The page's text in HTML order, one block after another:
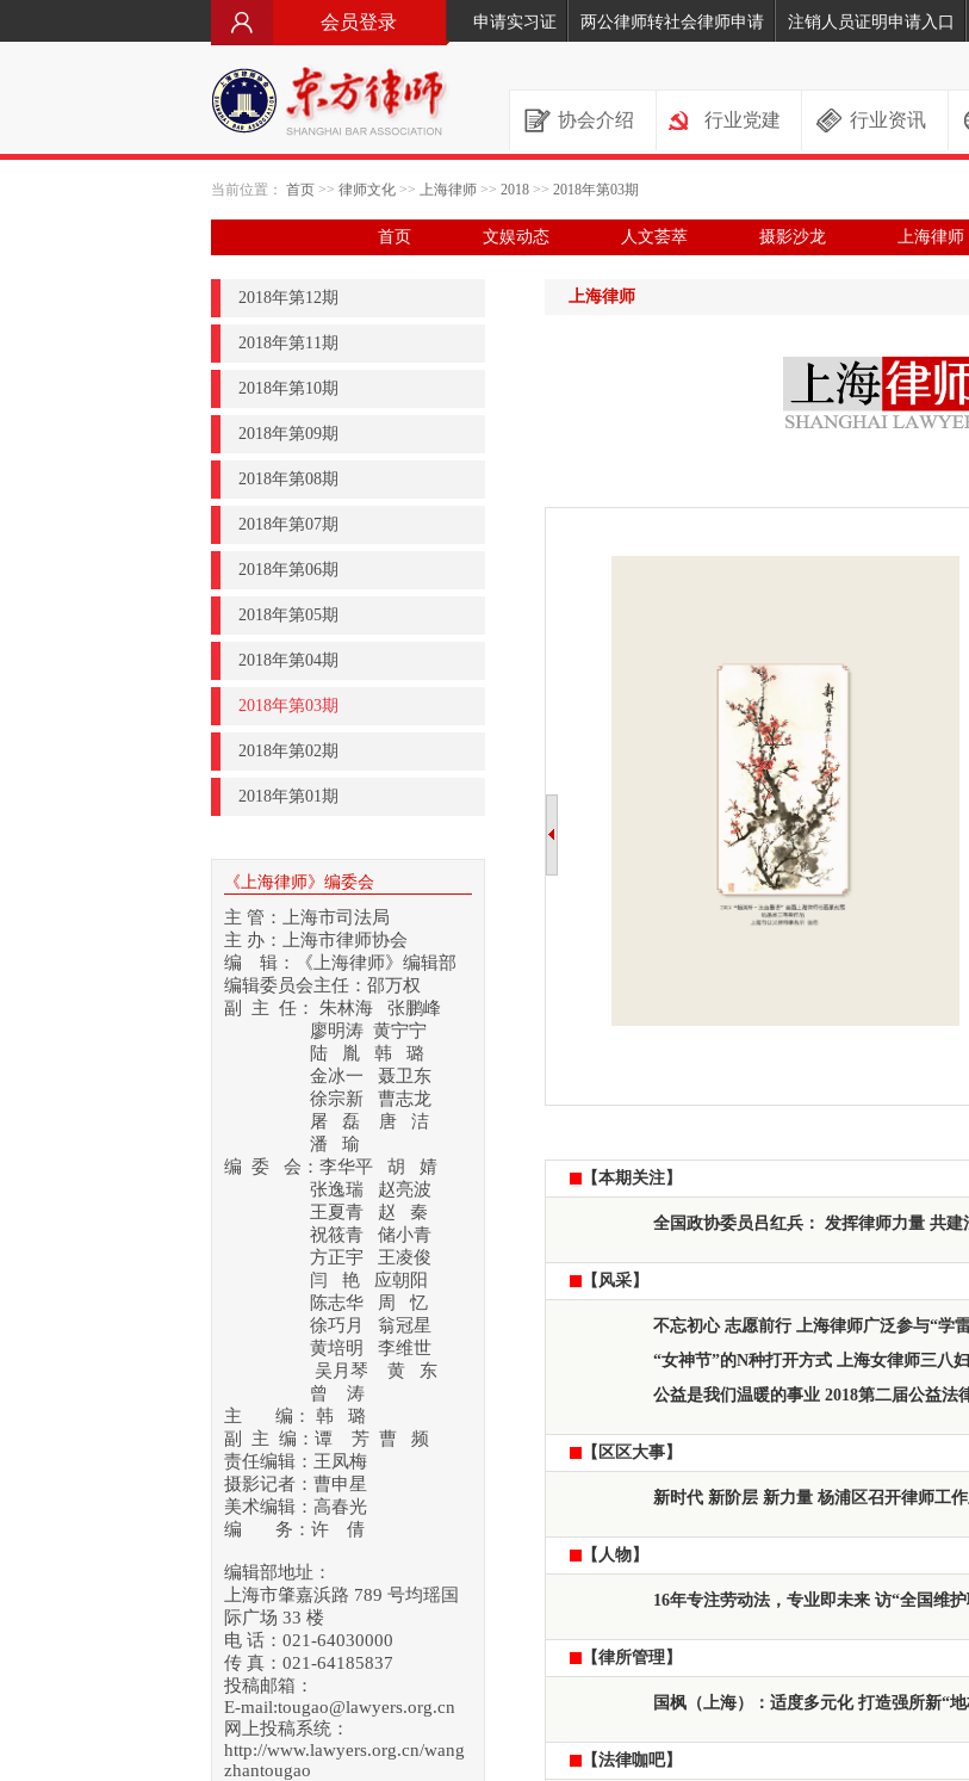
会员登录 申请实习证 两公律师转社会律师申请 注销人员证明申请入口
协会介绍 行业党建 行业资讯
当前位置： 首页 >> 律师文化 >> 上海律师 >> 2018 >> 2018年第03期
首页 文娱动态 人文荟萃 摄影沙龙 上海律师
2018年第12期
2018年第11期
2018年第10期
2018年第09期
2018年第08期
2018年第07期
2018年第06期
2018年第05期
2018年第04期
2018年第03期
2018年第02期
2018年第01期
《上海律师》编委会
主 管：上海市司法局
主 办：上海市律师协会
编 辑：《上海律师》编辑部
编辑委员会主任：邵万权
副 主 任： 朱林海 张鹏峰
廖明涛 黄宁宁
陆 胤 韩 璐
金冰一 聂卫东
徐宗新 曹志龙
屠 磊 唐 洁
潘 瑜
编 委 会：李华平 胡 婧
张逸瑞 赵亮波
王夏青 赵 秦
祝筱青 储小青
方正宇 王凌俊
闫 艳 应朝阳
陈志华 周 忆
徐巧月 翁冠星
黄培明 李维世
吴月琴
黄 东
曾 涛
主 编： 韩 璐
副 主 编：谭 芳 曹 频
责任编辑：王凤梅
摄影记者：曹申星
美术编辑：高春光
编 务：许 倩
编辑部地址：
上海市肇嘉浜路 789 号均瑶国
际广场 33 楼
电 话：021-64030000
传 真：021-64185837
投稿邮箱：
E-mail:tougao@lawyers.org.cn
网上投稿系统：
http://www.lawyers.org.cn/wang
zhantougao
上海律师
【本期关注】
全国政协委员吕红兵： 发挥律师力量 共建
【风采】
不忘初心 志愿前行 上海律师广泛参与“学
“女神节”的N种打开方式 上海女律师三八
公益是我们温暖的事业 2018第二届公益法
【区区大事】
新时代 新阶层 新力量 杨浦区召开律师工
【人物】
16年专注劳动法，专业即未来 访“全国维
【律所管理】
国枫（上海）：适度多元化 打造强所新“
【法律咖吧】